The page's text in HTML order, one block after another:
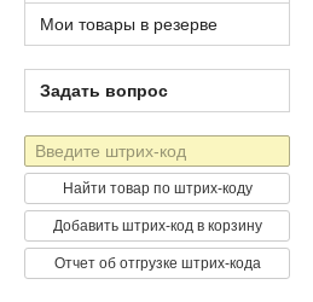
Мои товары в резерве
Задать вопрос
Штрих-
код
Найти товар по штрих-коду
Добавить штрих-код в корзину
Отчет об отгрузке штрих-кода